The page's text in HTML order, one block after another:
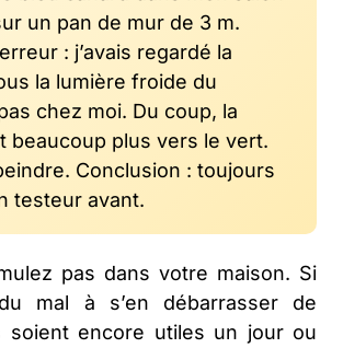
un pan de mur de 3 m.
: j’avais regardé la
la lumière froide du
chez moi. Du coup, la
beaucoup plus vers le vert.
Conclusion : toujours
testeur avant.
pas dans votre maison. Si
mal à s’en débarrasser de
soient encore utiles un jour ou